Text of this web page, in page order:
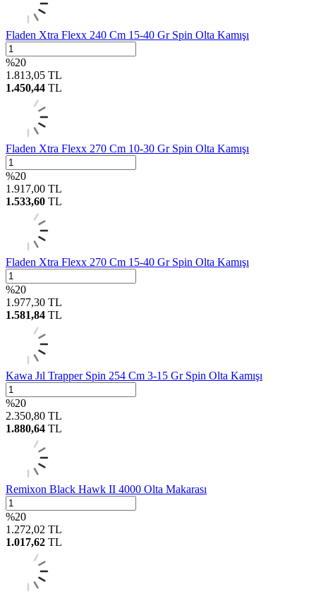
Fladen Xtra Flexx 240 Cm 15-40 Gr Spin Olta Kamışı
%20
1.813,05 TL
1.450,44 TL
Fladen Xtra Flexx 270 Cm 10-30 Gr Spin Olta Kamışı
%20
1.917,00 TL
1.533,60 TL
Fladen Xtra Flexx 270 Cm 15-40 Gr Spin Olta Kamışı
%20
1.977,30 TL
1.581,84 TL
Kawa Jıl Trapper Spin 254 Cm 3-15 Gr Spin Olta Kamışı
%20
2.350,80 TL
1.880,64 TL
Remixon Black Hawk II 4000 Olta Makarası
%20
1.272,02 TL
1.017,62 TL